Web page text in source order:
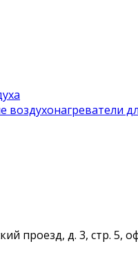
воздухонагреватели
проезд, д. 3, стр. 5,